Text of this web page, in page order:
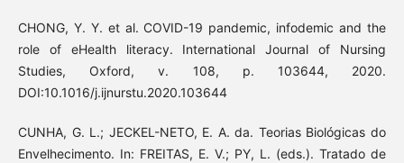
CHONG, Y. Y. et al. COVID-19 pandemic, infodemic and the
role of eHealth literacy. International Journal of Nursing
Studies, Oxford, v. 108, p. 103644, 2020.
DOI:10.1016/j.ijnurstu.2020.103644
CUNHA, G. L.; JECKEL-NETO, E. A. da. Teorias Biológicas do
Envelhecimento. In: FREITAS, E. V.; PY, L. (eds.). Tratado de